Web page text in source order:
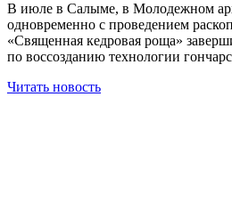
В июле в Салыме, в Молодежном
одновременно с проведением
«Священная кедровая роща»
по воссозданию технологии
Читать новость